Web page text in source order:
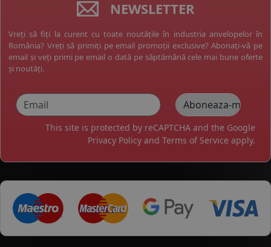
NEWSLETTER
Vreți să fiți la curent cu toate noutățile în industria anvelopelor în
România? Vreți să primiți pe email promoții exclusive? Abonați-vă pe
email și veți primi pe email o dată pe săptămână cele mai bune oferte
și noutăți.
This site is protected by reCAPTCHA and the Google
Privacy Policy and Terms of Service apply.